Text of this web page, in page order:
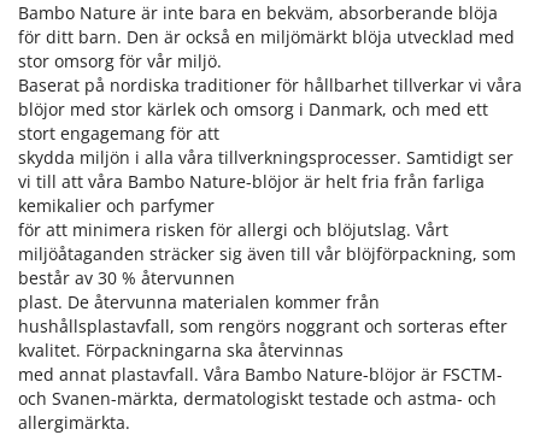
Bambo Nature är inte bara en bekväm, absorberande blöja
för ditt barn. Den är också en miljömärkt blöja utvecklad med
stor omsorg för vår miljö.
Baserat på nordiska traditioner för hållbarhet tillverkar vi våra
blöjor med stor kärlek och omsorg i Danmark, och med ett
stort engagemang för att
skydda miljön i alla våra tillverkningsprocesser. Samtidigt ser
vi till att våra Bambo Nature-blöjor är helt fria från farliga
kemikalier och parfymer
för att minimera risken för allergi och blöjutslag. Vårt
miljöåtaganden sträcker sig även till vår blöjförpackning, som
består av 30 % återvunnen
plast. De återvunna materialen kommer från
hushållsplastavfall, som rengörs noggrant och sorteras efter
kvalitet. Förpackningarna ska återvinnas
med annat plastavfall. Våra Bambo Nature-blöjor är FSCTM-
och Svanen-märkta, dermatologiskt testade och astma- och
allergimärkta.